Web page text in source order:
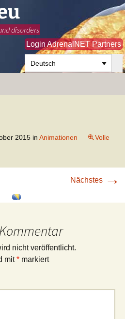
disorders
Login AdrenalNET Partners
Deutsch
2015 in Animationen
Volle
Nächstes →
nicht veröffentlicht.
mit* markiert